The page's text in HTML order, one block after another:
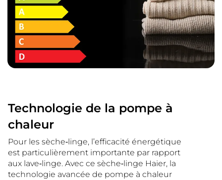
Technologie de la pompe à
chaleur
Pour les sèche‑linge, l’efficacité énergétique
est particulièrement importante par rapport
aux lave‑linge. Avec ce sèche‑linge Haier, la
technologie avancée de pompe à chaleur